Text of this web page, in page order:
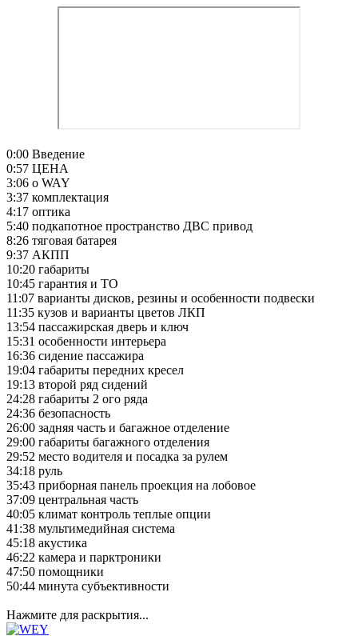
0:00 Введение
0:57 ЦЕНА
3:06 о WAY
3:37 комплектация
4:17 оптика
5:40 подкапотное пространство ДВС привод
8:26 тяговая батарея
9:37 АКПП
10:20 габариты
10:45 гарантия и ТО
11:07 варианты дисков, резины и особенности подвески
11:35 кузов и варианты цветов ЛКП
13:54 пассажирская дверь и ключ
15:31 особенности интерьера
16:36 сидение пассажира
19:04 габариты передних кресел
19:13 второй ряд сидений
24:28 габариты 2 ого ряда
24:36 безопасность
26:00 задняя часть и багажное отделение
29:00 габариты багажного отделения
29:52 место водителя и посадка за рулем
34:18 руль
35:43 приборная панель проекция на лобовое
37:09 центральная часть
40:05 климат контроль теплые опции
41:38 мультимедийная система
45:18 акустика
46:22 камера и парктроники
47:50 помощники
50:44 минута субъективности
Нажмите для раскрытия...